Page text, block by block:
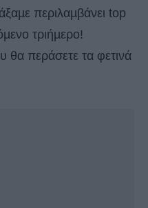
περιλαµβάνει top
τριήµερο!
θα περάσετε τα φετινά